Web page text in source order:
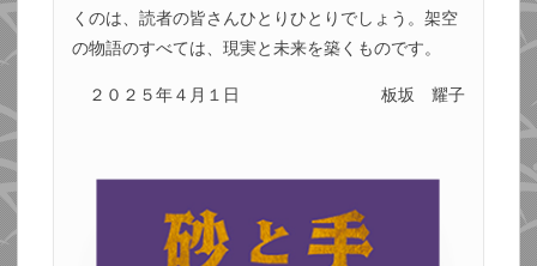
くのは、読者の皆さんひとりひとりでしょう。架空
の物語のすべては、現実と未来を築くものです。
２０２５年４月１日 板坂 耀子